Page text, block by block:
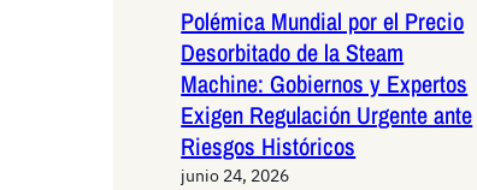
Polémica Mundial por el Precio
Desorbitado de la Steam
Machine: Gobiernos y Expertos
Exigen Regulación Urgente ante
Riesgos Históricos
junio 24, 2026